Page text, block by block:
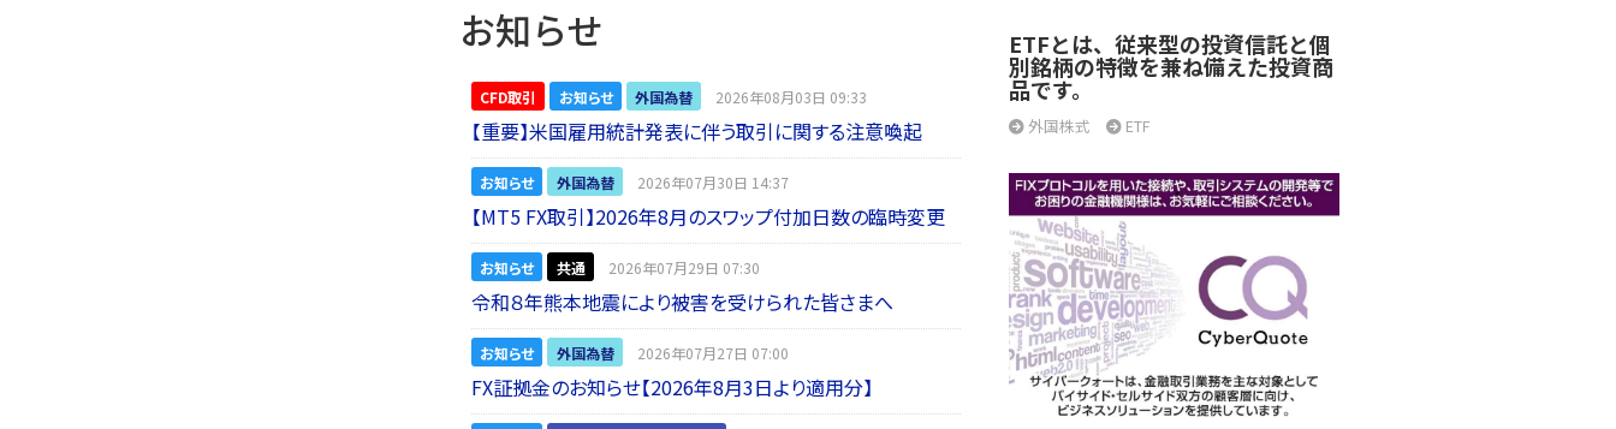
お知らせ
CFD取引 お知らせ 外国為替 2026年08月03日 09:33
【重要】米国雇用統計発表に伴う取引に関する注意喚起
お知らせ 外国為替 2026年07月30日 14:37
【MT5 FX取引】2026年8月のスワップ付加日数の臨時変更
お知らせ 共通 2026年07月29日 07:30
令和８年熊本地震により被害を受けられた皆さまへ
お知らせ 外国為替 2026年07月27日 07:00
FX証拠金のお知らせ【2026年8月3日より適用分】
ETFとは、従来型の投資信託と個
別銘柄の特徴を兼ね備えた投資商
品です。
外国株式 ETF